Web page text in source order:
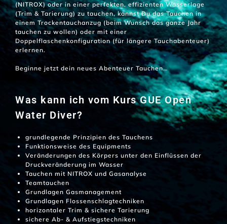
(NITROX) oder in einer perfekten, effizienten Wasserlage
(Trim & Tarierung) zu tauchen, kannst Du das Tauchen in
einem Trockentauchanzug (beim Wunsch das ganze Jahr
tauchen zu wollen) oder mit einer
Doppelflaschenkonfiguration (für längere Tauchabenteuer)
erlernen.
Beginne jetzt dein neues Abenteuer Tauchen…
Was kann ich vom Kurs GUE Open
Water Diver?
grundlegende Prinzipien des Tauchens
Funktionsweise des Equipments
Veränderungen des Körpers unter den Einflüssen der
Druckveränderung im Wasser
Tauchen mit NITROX und Gasanalyse
Teamtauchen
Grundlagen Gasmanagement
Grundlagen Flossenschlagtechniken
horizontaler Trim & sichere Tarierung
sichere Ab- & Aufstiegstechniken